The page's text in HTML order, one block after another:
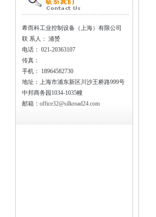
希而科工业控制设备（上海）有限公司
联 系人： 浦赟
电话： 021-20363107
传真：
手机：
18964582730
地址：上海市浦东新区川沙王桥路999号
中邦商务园1034-1035幢
邮箱： office32@silkroad24.com